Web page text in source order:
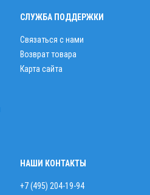
СЛУЖБА ПОДДЕРЖКИ
Связаться с нами
Возврат товара
Карта сайта
НАШИ КОНТАКТЫ
+7 (495) 204-19-94